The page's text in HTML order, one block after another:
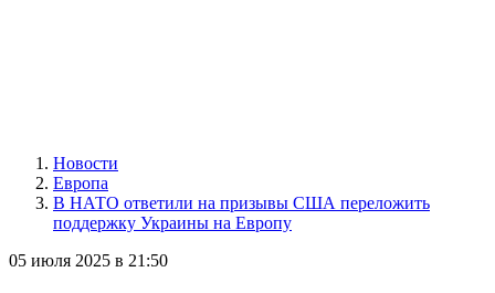
Новости
Европа
В НАТО ответили на призывы США переложить
поддержку Украины на Европу
05 июля 2025 в 21:50